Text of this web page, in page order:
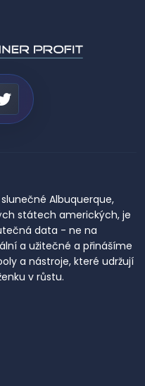
Albuquerque,
státech amerických, je
data - ne na
a užitečné a přinášíme
a nástroje, které udržují
v růstu.